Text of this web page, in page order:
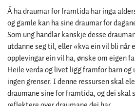
Å ha draumar for framtida har inga
og gamle kan ha sine draumar for
Som ung handlar kanskje desse
utdanne seg til, eller «kva ein vil bli når
opplevingar ein vil ha, ønske om eigen
Heile verda og livet ligg framfor barn og
ingen grenser. I denne ressursen skal
draumane sine for framtida, og dei skal